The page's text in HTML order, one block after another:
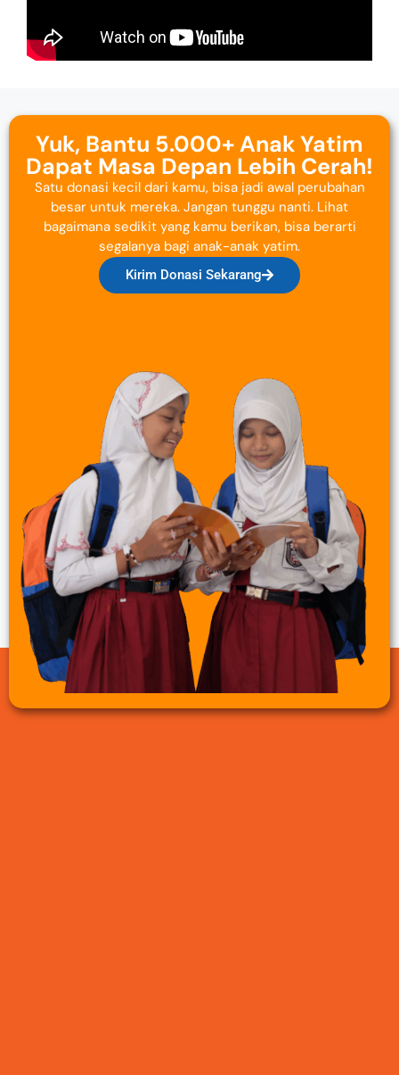
Yuk, Bantu 5.000+ Anak Yatim
Dapat Masa Depan Lebih Cerah!
Satu donasi kecil dari kamu, bisa jadi awal perubahan
besar untuk mereka. Jangan tunggu nanti. Lihat
bagaimana sedikit yang kamu berikan, bisa berarti
segalanya bagi anak-anak yatim.
Kirim Donasi Sekarang